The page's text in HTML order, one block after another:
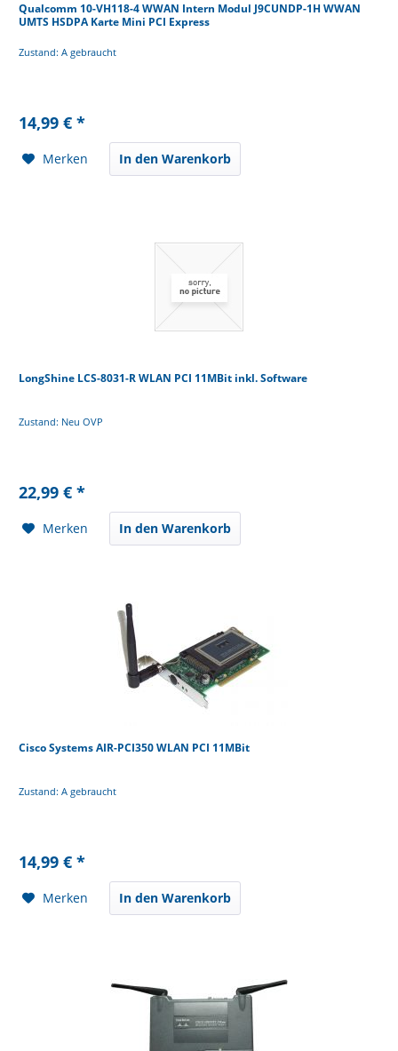
Qualcomm 10-VH118-4 WWAN Intern Modul J9CUNDP-1H WWAN
UMTS HSDPA Karte Mini PCI Express
Zustand: A gebraucht
14,99 € *
Merken In den Warenkorb
LongShine LCS-8031-R WLAN PCI 11MBit inkl. Software
Zustand: Neu OVP
22,99 € *
Merken In den Warenkorb
Cisco Systems AIR-PCI350 WLAN PCI 11MBit
Zustand: A gebraucht
14,99 € *
Merken In den Warenkorb